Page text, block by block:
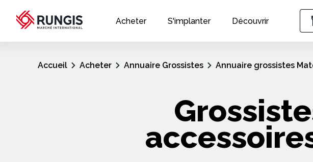
Acheter S'implanter Découvrir
Accueil Acheter Annuaire Grossistes Annuaire grossistes